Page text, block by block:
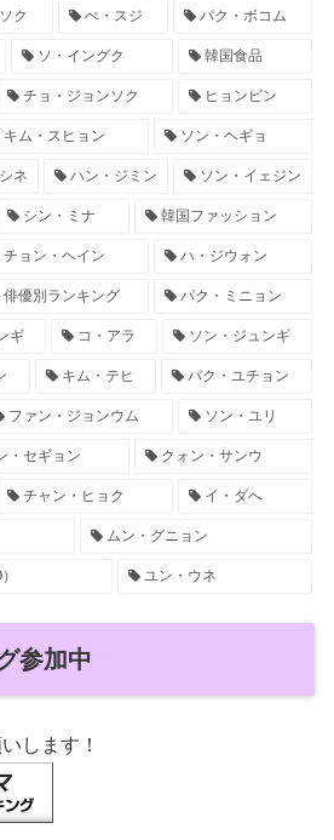
ク ぺ・スジ パク・ボコム
ソ・イングク 韓国食品
チョ・ジョンソク ヒョンビン
キム・スヒョン ソン・ヘギョ
ネ ハン・ジミン ソン・イェジン
シン・ミナ 韓国ファッション
チョン・ヘイン ハ・ジウォン
俳優別ランキング パク・ミニョン
ギ コ・アラ ソン・ジュンギ
キム・テヒ パク・ユチョン
ファン・ジョンウム ソン・ユリ
・セギョン クォン・サンウ
チャン・ヒョク イ・ダへ
ムン・グニョン
ユン・ウネ
参加中
します！